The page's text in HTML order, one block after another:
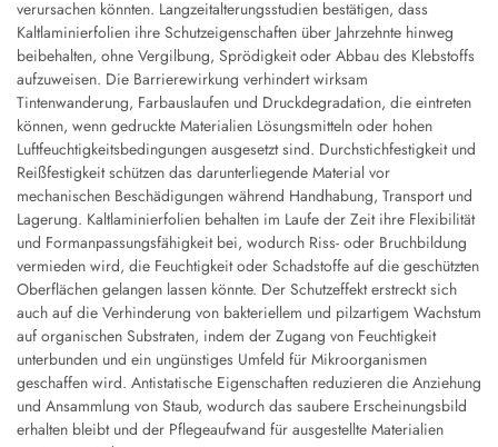
verursachen könnten. Langzeitalterungsstudien bestätigen, dass
Kaltlaminierfolien ihre Schutzeigenschaften über Jahrzehnte hinweg
beibehalten, ohne Vergilbung, Sprödigkeit oder Abbau des Klebstoffs
aufzuweisen. Die Barrierewirkung verhindert wirksam
Tintenwanderung, Farbauslaufen und Druckdegradation, die eintreten
können, wenn gedruckte Materialien Lösungsmitteln oder hohen
Luftfeuchtigkeitsbedingungen ausgesetzt sind. Durchstichfestigkeit und
Reißfestigkeit schützen das darunterliegende Material vor
mechanischen Beschädigungen während Handhabung, Transport und
Lagerung. Kaltlaminierfolien behalten im Laufe der Zeit ihre Flexibilität
und Formanpassungsfähigkeit bei, wodurch Riss- oder Bruchbildung
vermieden wird, die Feuchtigkeit oder Schadstoffe auf die geschützten
Oberflächen gelangen lassen könnte. Der Schutzeffekt erstreckt sich
auch auf die Verhinderung von bakteriellem und pilzartigem Wachstum
auf organischen Substraten, indem der Zugang von Feuchtigkeit
unterbunden und ein ungünstiges Umfeld für Mikroorganismen
geschaffen wird. Antistatische Eigenschaften reduzieren die Anziehung
und Ansammlung von Staub, wodurch das saubere Erscheinungsbild
erhalten bleibt und der Pflegeaufwand für ausgestellte Materialien